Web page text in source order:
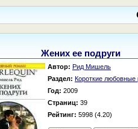
Жених ее подруги
Автор: Рид Мишель
Раздел: Короткие
Год: 2009
Страниц: 39
Рейтинг: 5998 (4.20)